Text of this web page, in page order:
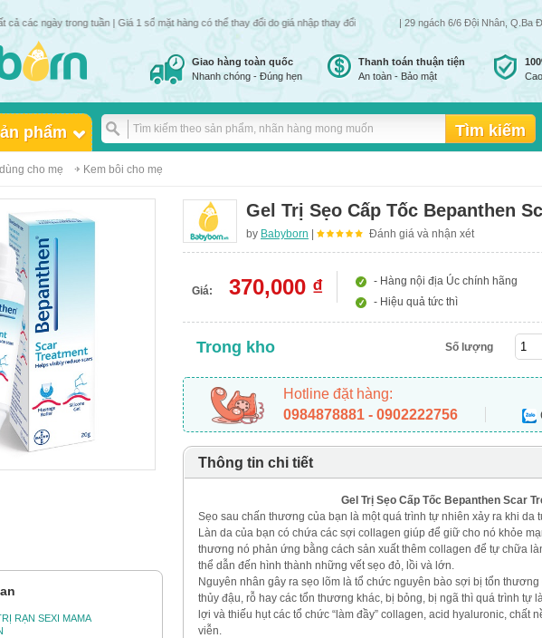
ngày trong tuần | Giá 1 số mặt hàng có thể thay đổi do giá nhập thay đổi | 29 ngách 6/6 Đội Nhân, Q.Ba
Giao hàng toàn quốc
Nhanh chóng - Đúng hẹn
Thanh toán thuận tiện
An toàn - Bảo mật
phẩm
cho mẹ Kem bôi cho mẹ
Gel Trị Sẹo Cấp Tốc Bepanthen
by Babyborn Đánh giá và nhận xét
Giá: 370,000 ₫
- Hàng nội địa Úc chính hãng
- Hiệu quả tức thì
Trong kho Số lượng
Hotline đặt hàng:
0984878881 - 0902222756
Thông tin chi tiết
Gel Trị Sẹo Cấp Tốc Bepanthen Scar
Sẹo sau chấn thương của bạn là một quá trình tự nhiên xảy ra khi da
Làn da của bạn có chứa các sợi collagen giúp để giữ cho nó khỏe
thương nó phản ứng bằng cách sản xuất thêm collagen để tự chữa
thể dẫn đến hình thành những vết sẹo đỏ, lồi và lớn.
Nguyên nhân gây ra sẹo lõm là tổ chức nguyên bào sợi bị tổn
thủy đậu, rỗ hay các tổn thương khác, bị bỏng, bị ngã thì quá trình tự
lợi và thiếu hụt các tổ chức “làm đầy” collagen, acid hyaluronic, chất
viễn.
RẠN SEXI MAMA